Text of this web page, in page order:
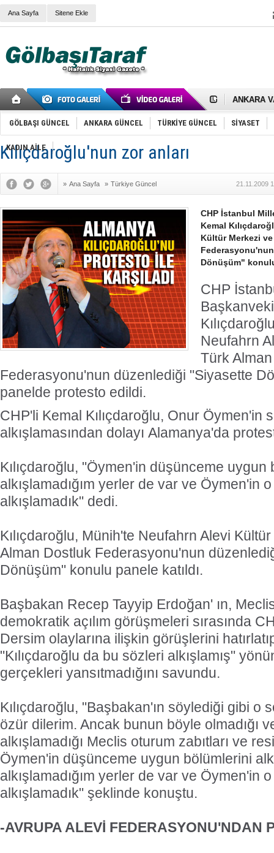
Ana Sayfa Sitene Ekle
Cemal
Samet
FAİZ
Mikail
Gölbaşı
İNCEK
GÖLBAŞI GÜNCEL ANKARA GÜNCEL TÜRKİYE GÜNCEL SİYASET
KADIN AİLE
Kılıçdaroğlu'nun zor anları
» Ana Sayfa » Türkiye Güncel 21.11.2009
CHP İstanbul
Kemal
Kültür Merkezi
Dönüşüm"
CHP
Neufahrn
Türk
Federasyonu'nun düzenlediği "Siyasette
panelde protesto edildi.
CHP'li Kemal Kılıçdaroğlu, Onur Öymen'in
alkışlamasından dolayı Alamanya'da
Kılıçdaroğlu, "Öymen'in düşünceme uygun
alkışlamadığım yerler de var ve Öymen'in
alkışlamadık" dedi.
Kılıçdaroğlu, Münih'te Neufahrn Alevi
Alman Dostluk Federasyonu'nun
Dönüşüm" konulu panele katıldı.
Başbakan Recep Tayyip Erdoğan' ın,
demokratik açılım görüşmeleri sırasında
Dersim olaylarına ilişkin görüşlerini
"Kılıçdaroğlu da bu sözleri alkışlamış"
gerçekleri yansıtmadığını savundu.
Kılıçdaroğlu, "Başbakan'ın söylediği gibi o
özür dilerim. Ancak bunun böyle olmadığı
alkışlamadığı Meclis oturum zabıtları ve
Öymen'in düşünceme uygun bölümlerini
alkışlamadığım yerler de var ve Öymen'in
alkışlamadık" şeklinde konuştu.
-AVRUPA ALEVİ FEDERASYONU'NDAN